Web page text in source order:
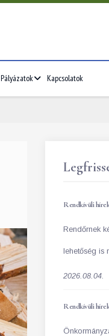
Pályázatok Kapcsolatok
Rendkívüli
Rendőrnek
lehetőség is
2026.08.04.
Rendkívüli